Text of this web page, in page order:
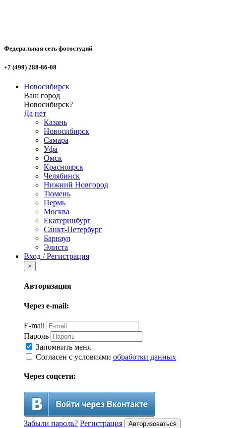
Федеральная сеть фотостудий
+7 (499) 288-86-08
Новосибирск
Ваш город
Новосибирск?
Да нет
Казань
Новосибирск
Самара
Уфа
Омск
Красноярск
Челябинск
Нижний Новгород
Тюмень
Пермь
Москва
Екатеринбург
Санкт-Петербург
Барнаул
Элиста
Вход / Регистрация
×
Авторизация
Через e-mail:
E-mail
Пароль
Запомнить меня
Согласен с условиями обработки данных
Через соцсети:
Забыли пароль? Регистрация Авторизоваться